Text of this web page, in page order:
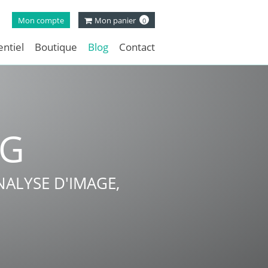
Mon compte Mon panier 0
Boutique Blog Contact
D'IMAGE,